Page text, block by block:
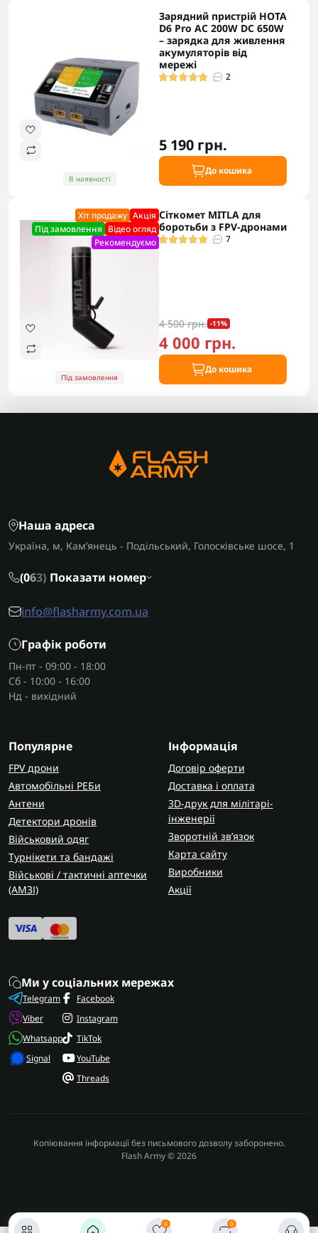
0 0
В наявності
Зарядний пристрій HOTA
D6 Pro AC 200W DC 650W
– зарядка для живлення
акумуляторів від
мережі
2
5 190 грн.
До кошика
Хіт продажу Акцiя
Під замовлення Відео огляд
Рекомендуємо
Під замовлення
Сіткомет MITLA для
боротьби з FPV-дронами
7
4 500 грн. -11%
4 000 грн.
До кошика
Наша адреса
Україна, м, Кам’янець - Подільський, Голосківське шосе, 1
(063) Показати номер
info@flasharmy.com.ua
Графік роботи
Пн-пт - 09:00 - 18:00
Сб - 10:00 - 16:00
Нд - вихідний
Популярне
FPV дрони
Автомобільні РЕБи
Антени
Детектори дронів
Військовий одяг
Турнікети та бандажі
Військові / тактичні аптечки
(AMЗІ)
Інформація
Договір оферти
Доставка і оплата
3D-друк для мілітарі-
інженерії
Зворотній зв’язок
Карта сайту
Виробники
Акції
Ми у соціальних мережах
Telegram
Viber
Whatsapp
Signal
Facebook
Instagram
TikTok
YouTube
Threads
Копіювання інформації без письмового дозволу заборонено.
Flash Army © 2026